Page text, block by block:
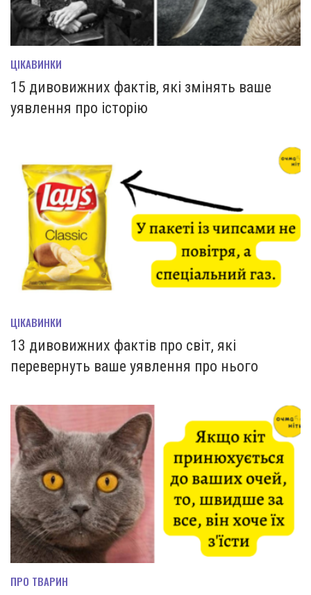
ЦІКАВИНКИ
15 дивовижних фактів, які змінять ваше
уявлення про історію
ЦІКАВИНКИ
13 дивовижних фактів про світ, які
перевернуть ваше уявлення про нього
ПРО ТВАРИН